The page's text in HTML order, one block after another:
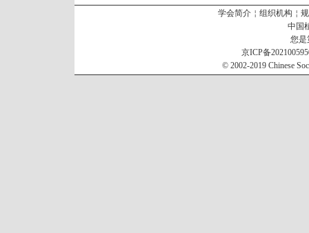
学会简介 ￤ 组织机构 ￤
中国
您
京ICP备
© 2002-2019 Chinese